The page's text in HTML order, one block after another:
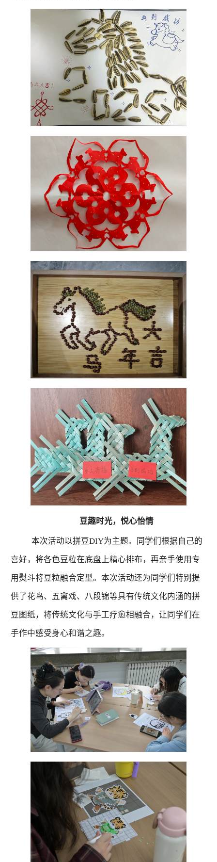
豆趣时光，悦心怡情
本次活动以拼豆DIY为主题。同学们根据自己的
喜好，将各色豆粒在底盘上精心排布，再亲手使用 专
用熨斗将豆粒融合定型。本次活动还为同学们特别提
供了花鸟、五禽戏、八段锦等具有传统文化内涵的拼
豆图纸，将传统文化与手工疗愈相融合 ，让同学们在
手作中感受身心和谐之趣。